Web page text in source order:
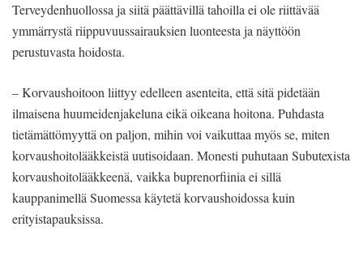
Terveydenhuollossa ja siitä päättävillä tahoilla ei ole riittävää
ymmärrystä riippuvuussairauksien luonteesta ja näyttöön
perustuvasta hoidosta.
– Korvaushoitoon liittyy edelleen asenteita, että sitä pidetään
ilmaisena huumeidenjakeluna eikä oikeana hoitona. Puhdasta
tietämättömyyttä on paljon, mihin voi vaikuttaa myös se, miten
korvaushoitolääkkeistä uutisoidaan. Monesti puhutaan Subutexista
korvaushoitolääkkeenä, vaikka buprenorfiinia ei sillä
kauppanimellä Suomessa käytetä korvaushoidossa kuin
erityistapauksissa.